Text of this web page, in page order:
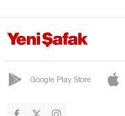
Niğde
Ordu
Osmaniye
Rize
Google Play Store